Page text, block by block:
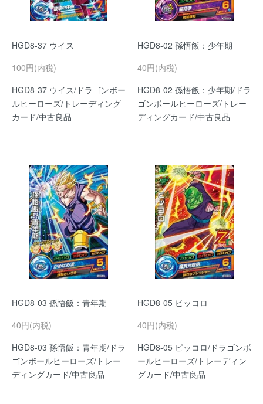
HGD8-37 ウイス
100円(内税)
HGD8-37 ウイス/ドラゴンボー
ルヒーローズ/トレーディング
カード/中古良品
HGD8-02 孫悟飯：少年期
40円(内税)
HGD8-02 孫悟飯：少年期/ドラ
ゴンボールヒーローズ/トレー
ディングカード/中古良品
HGD8-03 孫悟飯：青年期
40円(内税)
HGD8-03 孫悟飯：青年期/ドラ
ゴンボールヒーローズ/トレー
ディングカード/中古良品
HGD8-05 ピッコロ
40円(内税)
HGD8-05 ピッコロ/ドラゴンボ
ールヒーローズ/トレーディン
グカード/中古良品